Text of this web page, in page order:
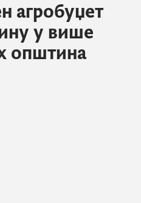
агробуџет
у више
општина